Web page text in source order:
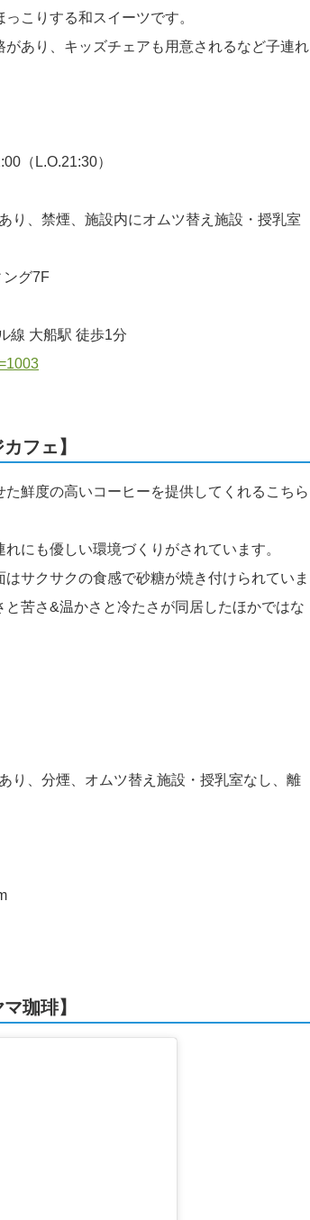
こりする和スイーツです。
あり、キッズチェアも用意されるなど子連れ
（L.O.21:30）
り、禁煙、施設内にオムツ替え施設・授乳室
ング7F
線 大船駅 徒歩1分
フェ】
鮮度の高いコーヒーを提供してくれるこちら
にも優しい環境づくりがされています。
サクサクの食感で砂糖が焼き付けられていま
苦さ&温かさと冷たさが同居したほかではな
り、分煙、オムツ替え施設・授乳室なし、離
珈琲】